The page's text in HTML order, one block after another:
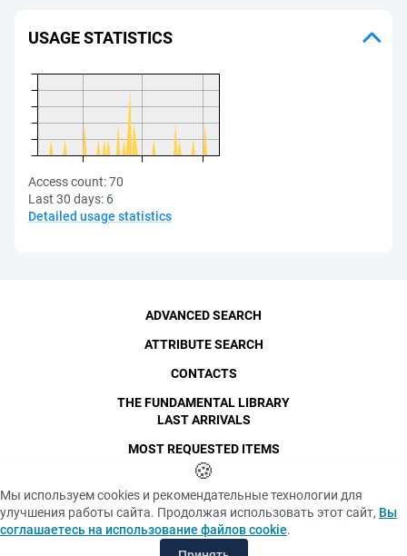
USAGE STATISTICS
Access count:70
Last 30 days: 6
Detailed usage statistics
SPbPU, 1996-2026
Copyright and Personal Data
The photographs are
published with the
consent of the individuals
depicted, in accordance
Privacy policy
«Cookie» files policy
ADVANCED SEARCH
ATTRIBUTE SEARCH
CONTACTS
THE FUNDAMENTAL LIBRARY
LAST ARRIVALS
MOST REQUESTED ITEMS
🍪
Мы используем cookies и рекомендательные технологии для
улучшения работы сайта. Продолжая использовать этот сайт, Вы
соглашаетесь на использование файлов cookie.